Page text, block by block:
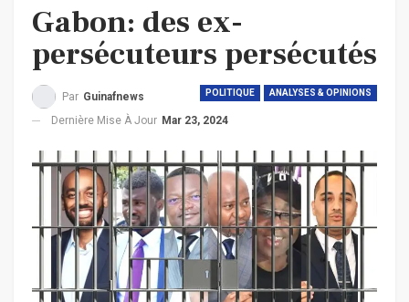
Gabon: des ex-
persécuteurs persécutés
POLITIQUE ANALYSES & OPINIONS
Par Guinafnews
Dernière Mise À Jour Mar 23, 2024